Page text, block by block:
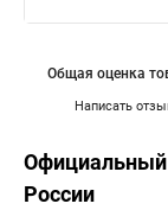
Написать
Общая оценка
России